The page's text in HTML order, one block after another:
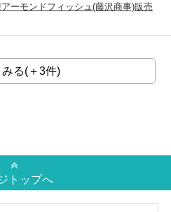
ーモンドフィッシュ(藤沢商事)販売
みる(＋3件)
トップへ